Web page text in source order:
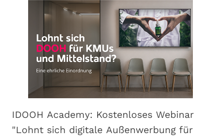
IDOOH Academy: Kostenloses Webinar
"Lohnt sich digitale Außenwerbung für